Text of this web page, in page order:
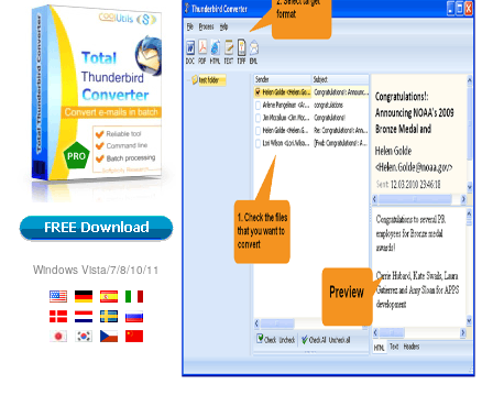
Windows Vista/7/8/10/11